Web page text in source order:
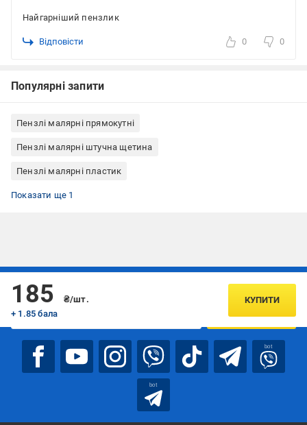
Найгарніший пензлик
Відповісти 0 0
Популярні запити
Пензлі малярні прямокутні
Пензлі малярні штучна щетина
Пензлі малярні пластик
Пензлі малярні Anza
Показати ще 1
185
₴/шт.
+ 1.85 бала
КУПИТИ
Підписуйтесь, щоб дізнаватись першим про акції та пропозиції
ПІДПИСАТИСЯ
bot
bot